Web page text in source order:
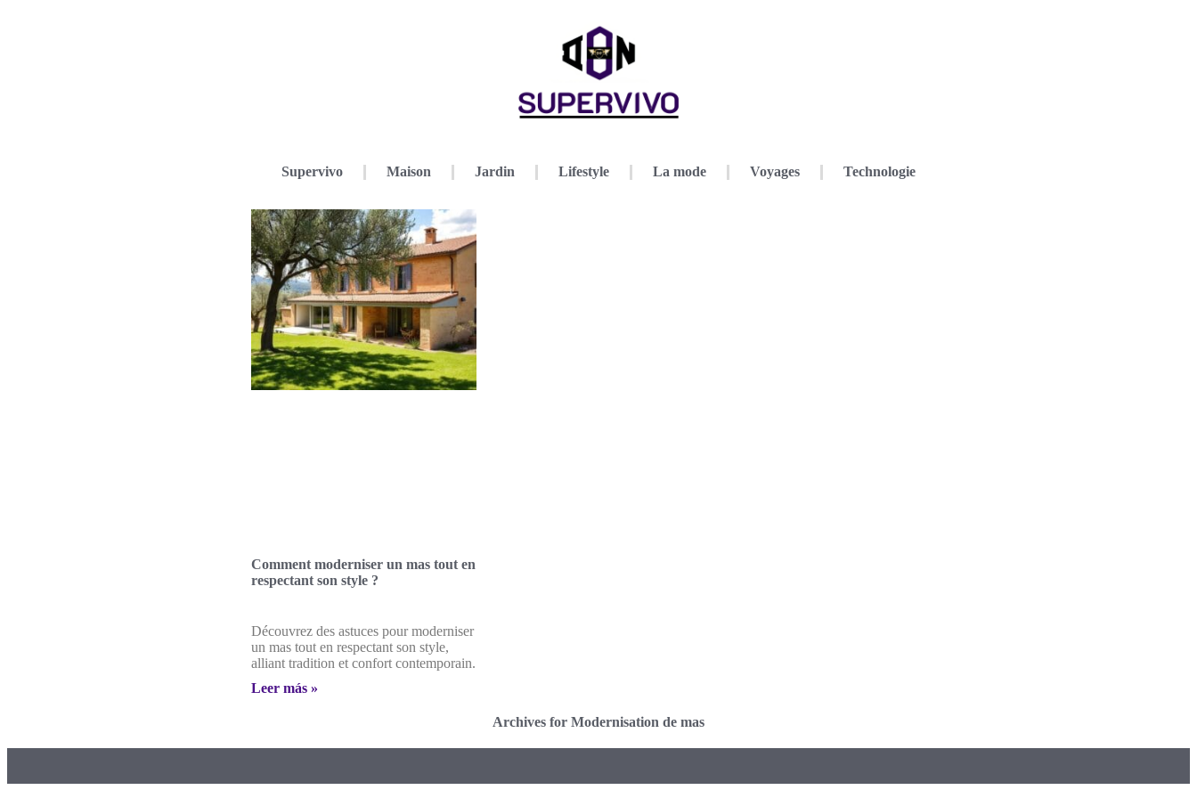
Supervivo Maison Jardin Lifestyle La mode Voyages Technologie
Comment moderniser un mas tout en
respectant son style ?
Découvrez des astuces pour moderniser
un mas tout en respectant son style,
alliant tradition et confort contemporain.
Leer más »
Archives for Modernisation de mas